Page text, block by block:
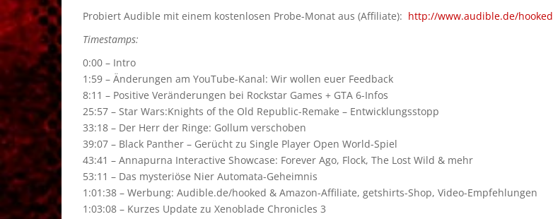
Probiert Audible mit einem kostenlosen Probe-Monat aus (Affiliate): http://www.audible.de/hooked
Timestamps:
0:00 – Intro
1:59 – Änderungen am YouTube-Kanal: Wir wollen euer Feedback
8:11 – Positive Veränderungen bei Rockstar Games + GTA 6-Infos
25:57 – Star Wars:Knights of the Old Republic-Remake – Entwicklungsstopp
33:18 – Der Herr der Ringe: Gollum verschoben
39:07 – Black Panther – Gerücht zu Single Player Open World-Spiel
43:41 – Annapurna Interactive Showcase: Forever Ago, Flock, The Lost Wild & mehr
53:11 – Das mysteriöse Nier Automata-Geheimnis
1:01:38 – Werbung: Audible.de/hooked & Amazon-Affiliate, getshirts-Shop, Video-Empfehlungen
1:03:08 – Kurzes Update zu Xenoblade Chronicles 3